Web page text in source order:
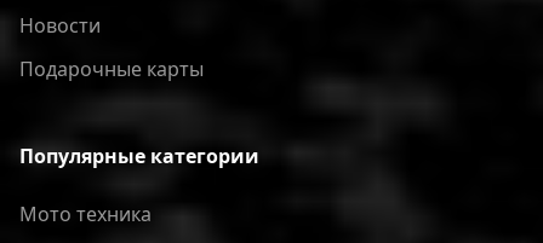
Новости
Подарочные карты
Популярные категории
Мото техника